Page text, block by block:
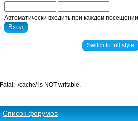
Автоматически входить при каждом посещении
Switch to full style
Список форумов
Fatal: ./cache/ is NOT writable.